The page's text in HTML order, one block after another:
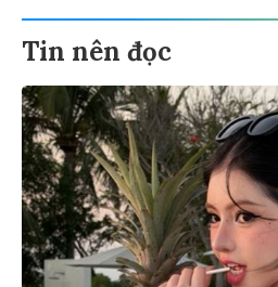
Tin nên đọc